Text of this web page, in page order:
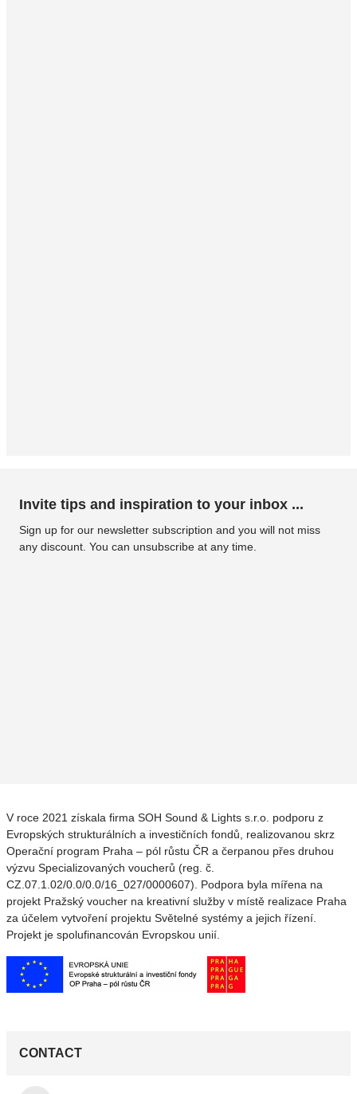
Invite tips and inspiration to your inbox ...
Sign up for our newsletter subscription and you will not miss
any discount. You can unsubscribe at any time.
V roce 2021 získala firma SOH Sound & Lights s.r.o. podporu z
Evropských strukturálních a investičních fondů, realizovanou skrz
Operační program Praha – pól růstu ČR a čerpanou přes druhou
výzvu Specializovaných voucherů (reg. č.
CZ.07.1.02/0.0/0.0/16_027/0000607). Podpora byla mířena na
projekt Pražský voucher na kreativní služby v místě realizace Praha
za účelem vytvoření projektu Světelné systémy a jejich řízení.
Projekt je spolufinancován Evropskou unií.
CONTACT